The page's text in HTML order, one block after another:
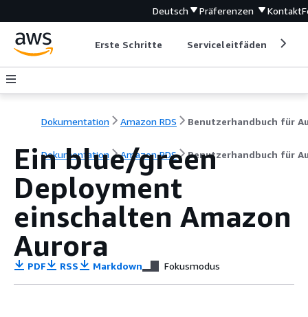
Deutsch Präferenzen Kontakt
Erste Schritte Serviceleitfäden
Dokumentation Amazon RDS
Dokumentation Amazon RDS Benutzerhandbuch für
Ein blue/green
Deployment
einschalten Amazon
Aurora
PDF RSS Markdown Fokusmodus